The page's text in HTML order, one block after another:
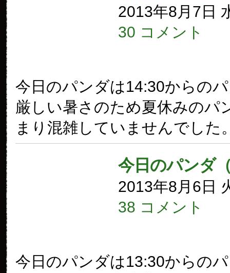
2013年8月7日
30 コメント
今日のパンダは14:30からの
厳しい暑さのため夏休みのパ
まり混雑していませんでした
今日のパンダ
2013年8月6日
38 コメント
今日のパンダは13:30からの